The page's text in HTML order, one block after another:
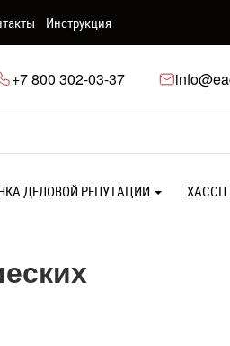
Инструкция
+7 800 302-03-37
ДЕЛОВОЙ РЕПУТАЦИИ ХАССП